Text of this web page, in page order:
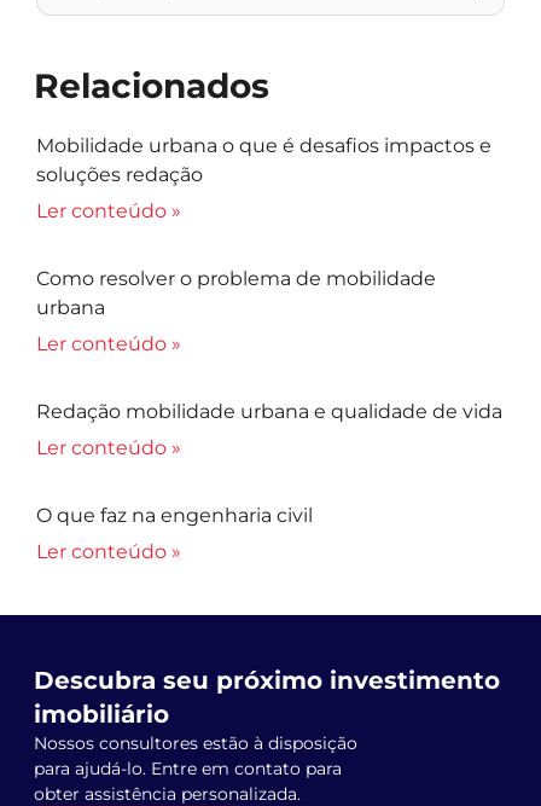
Relacionados
Mobilidade urbana o que é desafios impactos e
soluções redação
Ler conteúdo »
Como resolver o problema de mobilidade
urbana
Ler conteúdo »
Redação mobilidade urbana e qualidade de vida
Ler conteúdo »
O que faz na engenharia civil
Ler conteúdo »
Descubra seu próximo investimento
imobiliário
Nossos consultores estão à disposição
para ajudá-lo. Entre em contato para
obter assistência personalizada.